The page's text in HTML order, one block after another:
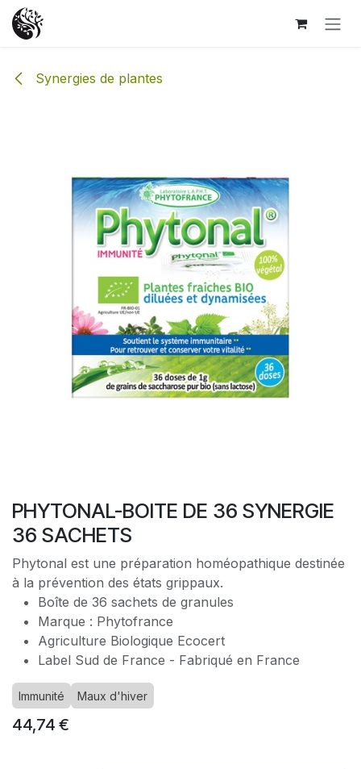
Se rendre au contenu
Synergies de plantes
PHYTONAL-BOITE DE 36 SYNERGIE
36 SACHETS
Phytonal est une préparation homéopathique destinée
à la prévention des états grippaux.
Boîte de 36 sachets de granules
Marque : Phytofrance
Agriculture Biologique Ecocert
Label Sud de France - Fabriqué en France
Immunité Maux d'hiver
44,74 €